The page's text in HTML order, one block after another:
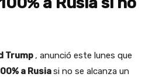
Trump , anunció este lunes que
a Rusiasi no se alcanza un